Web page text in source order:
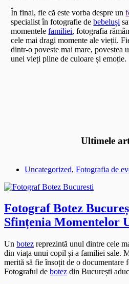
În final, fie că este vorba despre un
specialist în fotografie debebeluși
momentelefamiliei, fotografia
cele mai dragi momente ale vieții.
dintr-o poveste mai mare, povestea
unei vieți pline de culoare și emoție.
Ultimele
Uncategorized, Fotografia de
Fotograf Botez
Sfințenia Momentelor
Un botez reprezintă unul dintre cele
din viața unui copil și a familiei sale.
merită să fie însoțit de o documentare
Fotograful de botez din București